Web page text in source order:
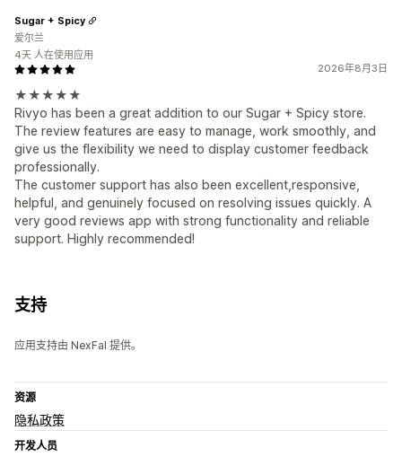
2026年8月3日
★★★★★
Rivyo has been a great addition to our Sugar + Spicy store.
The review features are easy to manage, work smoothly, and
give us the flexibility we need to display customer feedback
professionally.
The customer support has also been excellent,responsive,
helpful, and genuinely focused on resolving issues quickly. A
very good reviews app with strong functionality and reliable
support. Highly recommended!
Sugar + Spicy
爱尔兰
4天 人在使用应用
支持
应用支持由 NexFal 提供。
资源
隐私政策
开发人员